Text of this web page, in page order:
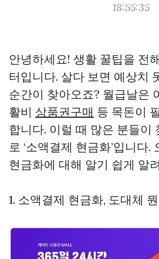
18:55:35
안녕하세요! 생활 꿀팁을 전
터입니다. 살다 보면 예상치
순간이 찾아오죠? 월급날은
활비 상품권구매 등 목돈이
합니다. 이럴 때 많은 분들이
로 ‘소액결제 현금화’입니다.
현금화에 대해 알기 쉽게 알
1. 소액결제 현금화, 도대체